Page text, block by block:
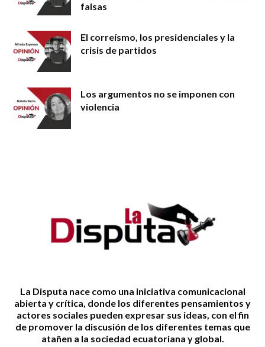
falsas
El correísmo, los presidenciales y la
crisis de partidos
Los argumentos no se imponen con
violencia
La Disputa nace como una iniciativa comunicacional
abierta y crítica, donde los diferentes pensamientos y
actores sociales pueden expresar sus ideas, con el fin
de promover la discusión de los diferentes temas que
atañen a la sociedad ecuatoriana y global.